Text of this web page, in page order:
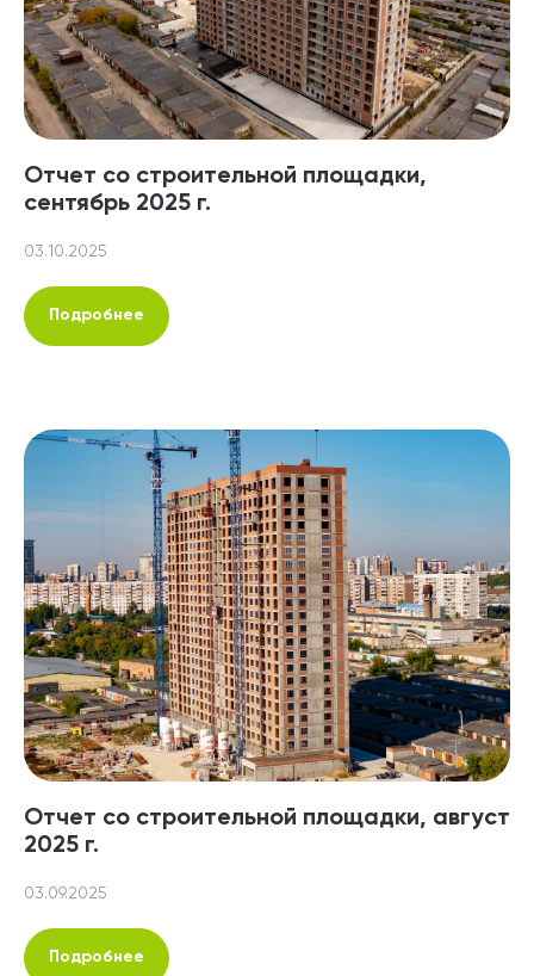
Отчет со строительной площадки,
сентябрь 2025 г.
03.10.2025
Подробнее
Отчет со строительной площадки, август
2025 г.
03.09.2025
Подробнее